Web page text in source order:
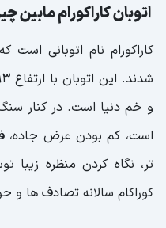
اتوبان کاراکورام مابین
و خم دنیا است. در کنار
است، کم بودن عرض جاده،
تر، نگاه کردن منظره زیبا
کوراکام سالانه تصادف ها و